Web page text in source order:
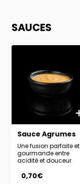
SAUCES
Sauce Agrumes
Une fusion parfaite et
gourmande entre
acidité et douceur
0,70€